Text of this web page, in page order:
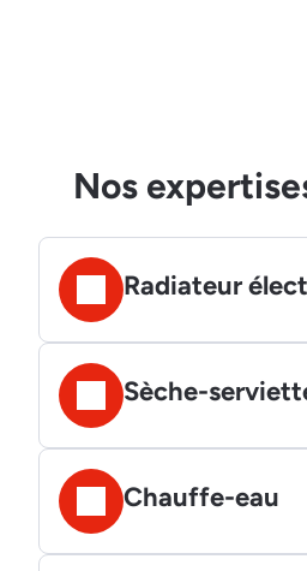
Nos
Radiateur
Sèche-
Chauffe-eau